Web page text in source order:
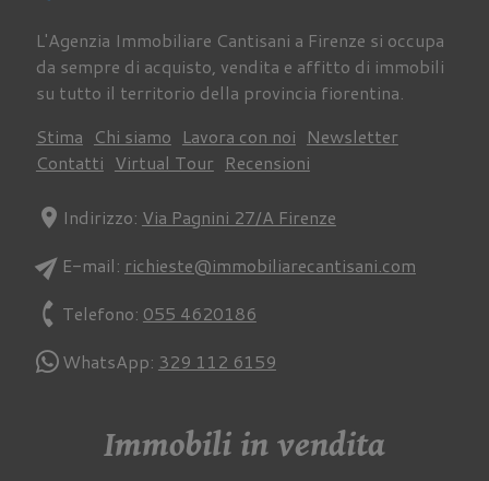
L'Agenzia Immobiliare Cantisani a Firenze si occupa
da sempre di acquisto, vendita e affitto di immobili
su tutto il territorio della provincia fiorentina.
Stima Chi siamo Lavora con noi Newsletter
Contatti Virtual Tour Recensioni
location_on Indirizzo: Via Pagnini 27/A Firenze
sendE-mail: richieste@immobiliarecantisani.com
phoneTelefono: 055 4620186
WhatsApp: 329 112 6159
Immobili in vendita